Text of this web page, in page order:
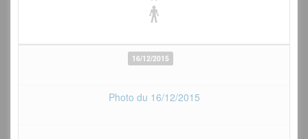
16/12/2015
Photo du 16/12/2015